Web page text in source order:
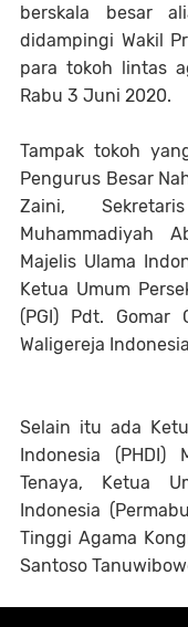
berskala besar
didampingi Wakil
para tokoh lintas
Rabu 3 Juni 2020.
Tampak tokoh
Pengurus Besar
Zaini,
Muhammadiyah
Majelis Ulama
Ketua Umum
(PGI) Pdt. Gomar
Waligereja
Selain itu ada
Indonesia (PHDI)
Tenaya, Ketua
Indonesia
Tinggi Agama
Santoso